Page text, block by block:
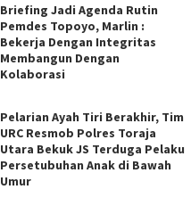
Briefing Jadi Agenda Rutin
Pemdes Topoyo, Marlin :
Bekerja Dengan Integritas
Membangun Dengan
Kolaborasi
Pelarian Ayah Tiri Berakhir, Tim
URC Resmob Polres Toraja
Utara Bekuk JS Terduga Pelaku
Persetubuhan Anak di Bawah
Umur